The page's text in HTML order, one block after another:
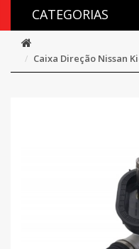
CATEGORIAS
Caixa Direção Nissan